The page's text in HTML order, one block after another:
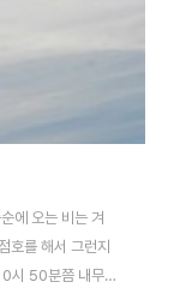
에 오는 비는 겨
호를 해서 그런지
시 50분쯤 내무실